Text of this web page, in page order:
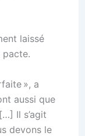
laissé
pacte.
», a
aussi que
Il s’agit
devons le